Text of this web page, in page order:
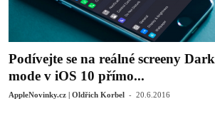
Podívejte se na reálné screeny Dark
mode v iOS 10 přímo...
AppleNovinky.cz | Oldřich Korbel - 20.6.2016